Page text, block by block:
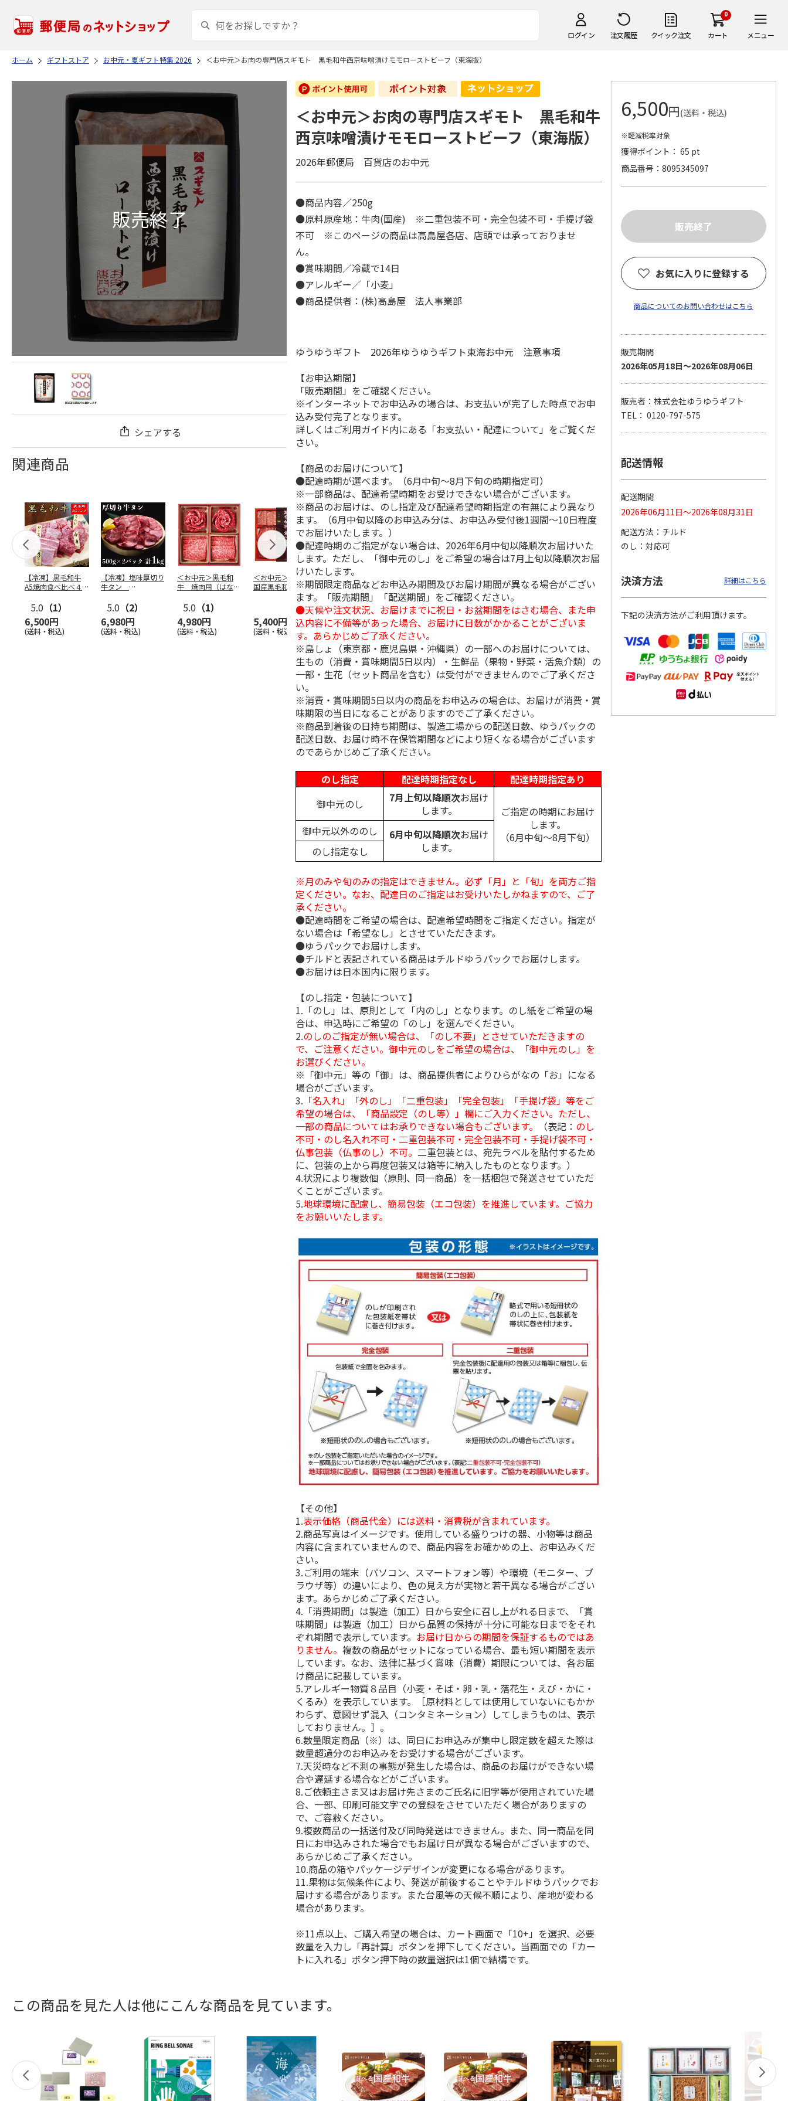
ログイン 注文履歴 クイック注文
0
カート メニュー
ホーム ギフトストア お中元・夏ギフト特集 2026 ＜お中元＞お肉の専門店スギモト 黒毛和牛西京味噌漬けモモローストビーフ（東海版）
シェアする
関連商品
【冷凍】黒毛和牛
A5焼肉食べ比べ４種
5.0 （1）
6,500円
(送料・税込)
【冷凍】塩味厚切り
牛タン
kg5.0 （2）
6,980円
(送料・税込)
＜お中元＞黒毛和
牛 焼肉用（はなも
5.0 （1）
4,980円
(送料・税込)
＜お中元＞【冷凍】
国産黒毛和牛 焼肉
5,400円
(送料・税込)
＜お中元＞【冷凍】
鹿児島県産黒毛和
牛 カタ肉焼肉用
（４２０…
4,300円
(送料・税込)
凍】小分けロースト
ビーフ３２０ｇ
3,680円
(送料・税込)
鹿児島県産黒毛和
牛 カタ肉焼肉用
（６２０ …
5.0（1）
5,800円
＜お中元＞【冷凍】
職人仕込牛たん（Ｋ
5,380円
【冷凍】全国各地の
厳選お肉食べ比べコ
ース
8,980円
仙台名物 柔らか厚
切り牛たん Ｂ
5,980円
(送料・税込)
＜お中元＞お肉の専門店スギモト 黒毛和牛
西京味噌漬けモモローストビーフ（東海版）
2026年郵便局 百貨店のお中元
●商品内容／250g
●原料原産地：牛肉(国産) ※二重包装不可・完全包装不可・手提げ袋
不可 ※このページの商品は高島屋各店、店頭では承っておりませ
ん。
●賞味期間／冷蔵で14日
●アレルギー／「小麦」
●商品提供者：(株)高島屋 法人事業部
ゆうゆうギフト 2026年ゆうゆうギフト東海お中元 注意事項
【お申込期間】
「販売期間」をご確認ください。
※インターネットでお申込みの場合は、お支払いが完了した時点でお申
込み受付完了となります。
詳しくはご利用ガイド内にある「お支払い・配達について」をご覧くだ
さい。
【商品のお届けについて】
●配達時期が選べます。（6月中旬～8月下旬の時期指定可）
※一部商品は、配達希望時期をお受けできない場合がございます。
※商品のお届けは、のし指定及び配達希望時期指定の有無により異なり
ます。（6月中旬以降のお申込み分は、お申込み受付後1週間～10日程度
でお届けいたします。）
●配達時期のご指定がない場合は、2026年6月中旬以降順次お届けいた
します。ただし、「御中元のし」をご希望の場合は7月上旬以降順次お届
けいたします。
※期間限定商品などお申込み期間及びお届け期間が異なる場合がござい
ます。「販売期間」「配送期間」をご確認ください。
●天候や注文状況、お届けまでに祝日・お盆期間をはさむ場合、また申
込内容に不備等があった場合、お届けに日数がかかることがございま
す。あらかじめご了承ください。
※島しょ（東京都・鹿児島県・沖縄県）の一部へのお届けについては、
生もの（消費・賞味期間5日以内）・生鮮品（果物・野菜・活魚介類）の
一部・生花（セット商品を含む）は受付ができませんのでご了承くださ
い。
※消費・賞味期間5日以内の商品をお申込みの場合は、お届けが消費・賞
味期限の当日になることがありますのでご了承ください。
※商品到着後の日持ち期間は、製造工場からの配送日数、ゆうパックの
配送日数、お届け時不在保管期間などにより短くなる場合がございます
のであらかじめご了承ください。
のし指定
配達時期指定なし
配達時期指定あり
御中元のし
7月上旬以降順次お届け
します。
ご指定の時期にお届け
します。
（6月中旬～8月下旬）
御中元以外ののし 6月中旬以降順次お届け
します。
のし指定なし
※月のみや旬のみの指定はできません。必ず「月」と「旬」を両方ご指
定ください。なお、配達日のご指定はお受けいたしかねますので、ご了
承ください。
●配達時間をご希望の場合は、配達希望時間をご指定ください。指定が
ない場合は「希望なし」とさせていただきます。
●ゆうパックでお届けします。
●チルドと表記されている商品はチルドゆうパックでお届けします。
●お届けは日本国内に限ります。
【のし指定・包装について】
1.「のし」は、原則として「内のし」となります。のし紙をご希望の場
合は、申込時にご希望の「のし」を選んでください。
2.のしのご指定が無い場合は、「のし不要」とさせていただきますの
で、ご注意ください。御中元のしをご希望の場合は、「御中元のし」を
お選びください。
※「御中元」等の「御」は、商品提供者によりひらがなの「お」になる
場合がございます。
3. 「名入れ」「外のし」「二重包装」「完全包装」「手提げ袋」等をご
希望の場合は、「商品設定（のし等）」欄にご入力ください。ただし、
一部の商品についてはお承りできない場合もございます。
（表記： のし
不可・のし名入れ不可・二重包装不可・完全包装不可・手提げ袋不可・
仏事包装（仏事のし）不可。 二重包装とは、宛先ラベルを貼付するため
に、包装の上から再度包装又は箱等に納入したものとなります。）
4.状況により複数個（原則、同一商品）を一括梱包で発送させていただ
くことがございます。
5.地球環境に配慮し、簡易包装（エコ包装）を推進しています。ご協力
をお願いいたします。
【その他】
1.表示価格（商品代金）には送料・消費税が含まれています。
2.商品写真はイメージです。使用している盛りつけの器、小物等は商品
内容に含まれていませんので、商品内容をお確かめの上、お申込みくだ
さい。
3.ご利用の端末（パソコン、スマートフォン等）や環境（モニター、ブ
ラウザ等）の違いにより、色の見え方が実物と若干異なる場合がござい
ます。あらかじめご了承ください。
4.「消費期間」は製造（加工）日から安全に召し上がれる日まで、「賞
味期間」は製造（加工）日から品質の保持が十分に可能な日までをそれ
ぞれ期間で表示しています。 お届け日からの期間を保証するものではあ
りません。複数の商品がセットになっている場合、最も短い期間を表示
しています。なお、法律に基づく賞味（消費）期限については、各お届
け商品に記載しています。
5.アレルギー物質８品目（小麦・そば・卵・乳・落花生・えび・かに・
くるみ）を表示しています。［原材料としては使用していないにもかか
わらず、意図せず混入（コンタミネーション）してしまうものは、表示
しておりません。］。
6.数量限定商品（※）は、同日にお申込みが集中し限定数を超えた際は
数量超過分のお申込みをお受けする場合がございます。
7.天災時など不測の事態が発生した場合は、商品のお届けができない場
合や遅延する場合などがございます。
8.ご依頼主さま又はお届け先さまのご氏名に旧字等が使用されていた場
合、一部、印刷可能文字での登録をさせていただく場合がありますの
で、ご容赦ください。
9.複数商品の一括送付及び同時発送はできません。また、同一商品を同
日にお申込みされた場合でもお届け日が異なる場合がございますので、
あらかじめご了承ください。
10.商品の箱やパッケージデザインが変更になる場合があります。
11.果物は気候条件により、発送が前後することやチルドゆうパックでお
届けする場合があります。また台風等の天候不順により、産地が変わる
場合があります。
※11点以上、ご購入希望の場合は、カート画面で「10+」を選択、必要
数量を入力し「再計算」ボタンを押下してください。当画面での「カー
トに入れる」ボタン押下時の数量選択は1個で結構です。
6,500円(送料・税込)
※軽減税率対象
獲得ポイント： 65 pt
商品番号
8095345097
お気に入りに登録する
商品についてのお問い合わせはこちら
販売期間
2026年05月18日～2026年08月06日
販売者：株式会社ゆうゆうギフト
TEL： 0120-797-575
配送情報
配送期間
2026年06月11日～2026年08月31日
配送方法
チルド
のし
対応可
決済方法 詳細はこちら
下記の決済方法がご利用頂けます。
この商品を見た人は他にこんな商品を見ています。